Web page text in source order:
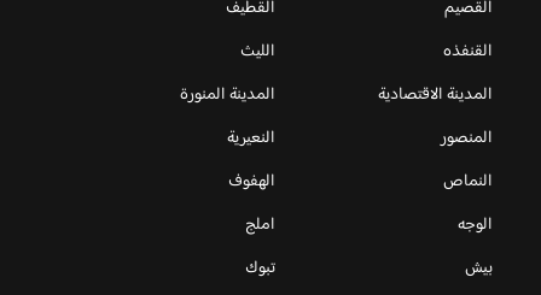
القصيم
القطيف
القنفذه
الليث
المدينة الاقتصادية
المدينة المنورة
المنصور
النعيرية
النماص
الهفوف
الوجه
املج
بيش
تبوك